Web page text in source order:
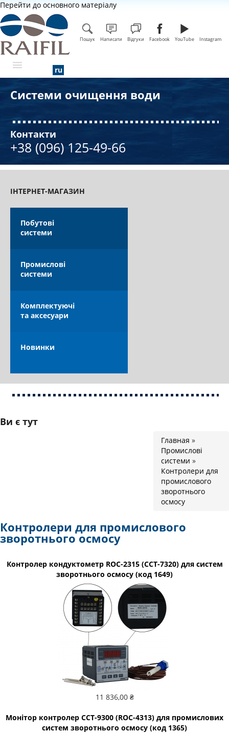
Перейти до основного матеріалу
Пошук Написати Відгуки Facebook YouTube Instagram
ПРО КОМПАНІЮ
ОПЛАТА ТА ДОСТАВКА
Системи очищення води
Контакти
+38 (096) 125-49-66
ІНТЕРНЕТ-МАГАЗИН
Побутові
системи
Промислові
системи
Комплектуючі
та аксесуари
Новинки
Ви є тут
Главная »
Промислові
системи »
Контролери для
промислового
зворотнього
осмосу
Контролери для промислового
зворотнього осмосу
Контролер кондуктометр ROC-2315 (CCT-7320) для систем
зворотнього осмосу (код 1649)
11 836,00 ₴
Монітор контролер CCT-9300 (ROC-4313) для промислових
систем зворотнього осмосу (код 1365)